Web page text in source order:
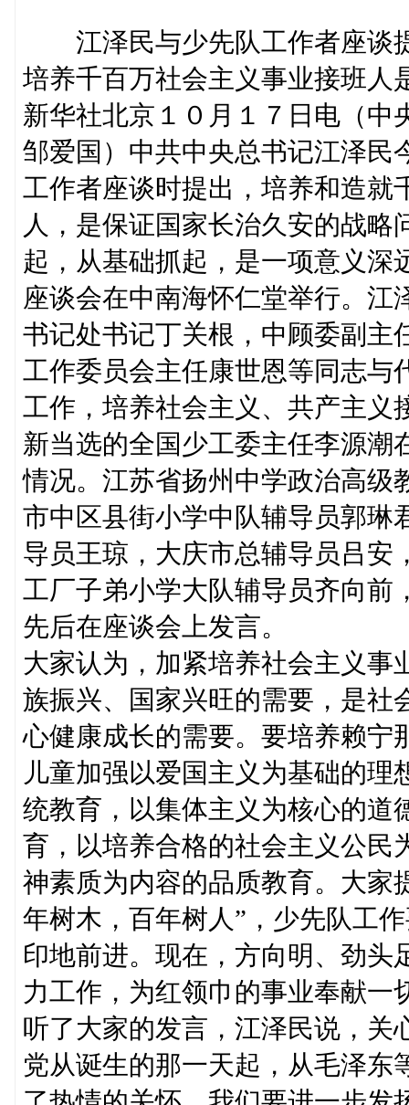
江泽民与少先队工作者座谈
培养千百万社会主义事业接班人
新华社北京１０月１７日电（中
邹爱国）中共中央总书记江泽民
工作者座谈时提出，培养和造就
人，是保证国家长治久安的战
起，从基础抓起，是一项意义深
座谈会在中南海怀仁堂举行。江
书记处书记丁关根，中顾委副主
工作委员会主任康世恩等同志与
工作，培养社会主义、共产主义
新当选的全国少工委主任李源潮
情况。江苏省扬州中学政治高级
市中区县街小学中队辅导员郭琳
导员王琼，大庆市总辅导员吕安
工厂子弟小学大队辅导员齐向前
先后在座谈会上发言。
大家认为，加紧培养社会主义事
族振兴、国家兴旺的需要，是社
心健康成长的需要。要培养赖宁
儿童加强以爱国主义为基础的
统教育，以集体主义为核心的道
育，以培养合格的社会主义公民
神素质为内容的品质教育。大家
年树木，百年树人”，少先队工
印地前进。现在，方向明、劲头
力工作，为红领巾的事业奉献一
听了大家的发言，江泽民说，关
党从诞生的那一天起，从毛泽东